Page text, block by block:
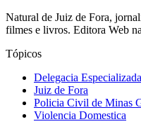
Natural de Juiz de Fora,
filmes e livros. Editora Web
Tópicos
Delegacia
Juiz de Fora
Policia Civil de Minas
Violencia Domestica